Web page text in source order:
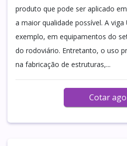
produto que pode ser aplicado
a maior qualidade possível. A
exemplo, em equipamentos do
do rodoviário. Entretanto, o uso
na fabricação de estruturas,...
Cotar